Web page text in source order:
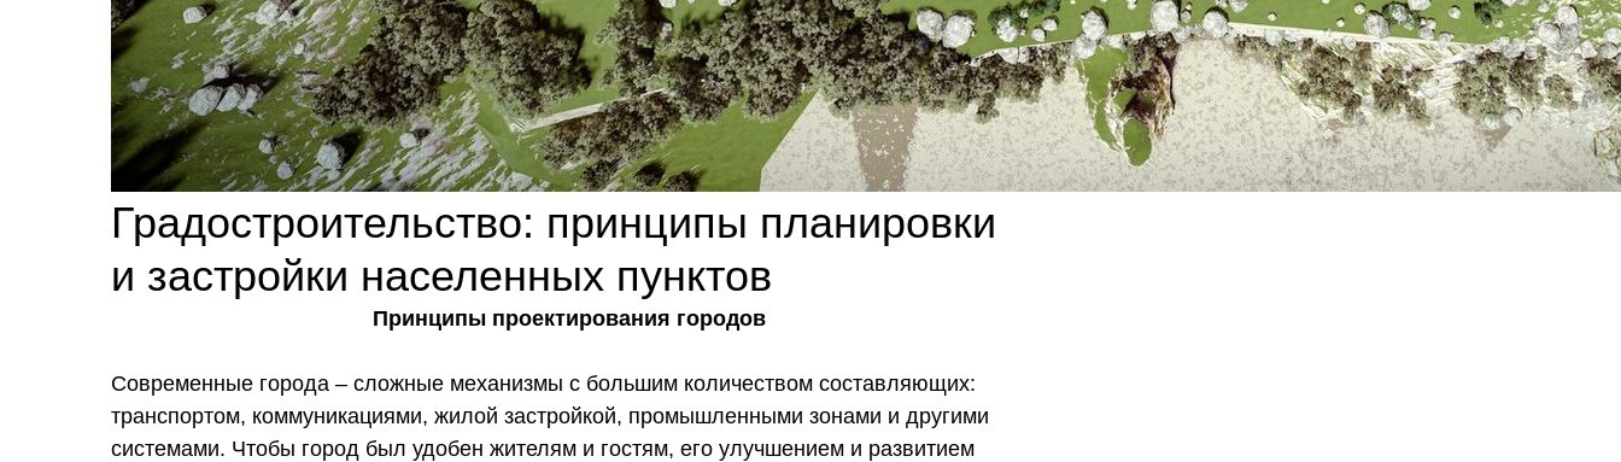
Градостроительство: принципы планировки
и застройки населенных пунктов
Принципы проектирования городов
Современные города – сложные механизмы с большим количеством составляющих:
транспортом, коммуникациями, жилой застройкой, промышленными зонами и другими
системами. Чтобы город был удобен жителям и гостям, его улучшением и развитием